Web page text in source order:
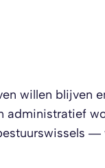
willen blijven
administratief
—